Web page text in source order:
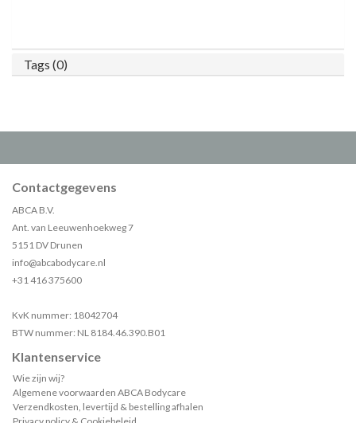
Tags (0)
Contactgegevens
ABCA B.V.
Ant. van Leeuwenhoekweg 7
5151 DV Drunen
info@abcabodycare.nl
+31 416 375600
KvK nummer: 18042704
BTW nummer: NL 8184.46.390.B01
Klantenservice
Wie zijn wij?
Algemene voorwaarden ABCA Bodycare
Verzendkosten, levertijd & bestelling afhalen